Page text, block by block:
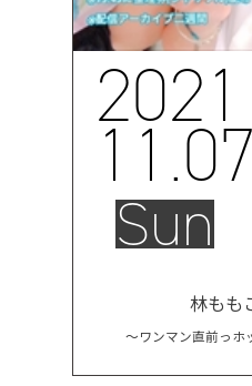
2021
11.07
Sun
林もも
〜ワンマン直前っホ